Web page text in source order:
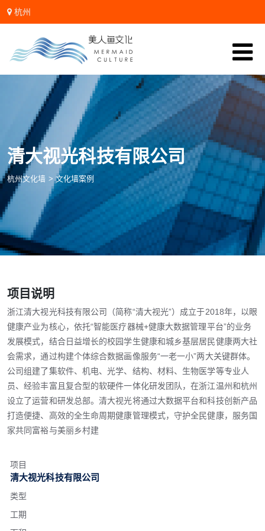
杭州
微信:zhanglidali
清大视光科技有限公司
杭州文化墙 >文化墙案例
项目说明
浙江清大视光科技有限公司（简称“清大视光”）成立于2018年，以眼
健康产业为核心，依托“智能医疗器械+健康大数据管理平台”的业务
发展模式，结合日益增长的校园学生健康和城乡基层居民健康两大社
会需求，通过构建个体综合数据画像服务“一老一小”两大关键群体。
公司组建了集软件、机电、光学、结构、材料、生物医学等专业人
员、经验丰富且复合型的软硬件一体化研发团队，在浙江温州和杭州
设立了运营和研发总部。清大视光将通过大数据平台和科技创新产品
打造便捷、高效的全生命周期健康管理模式，守护全民健康，服务国
家共同富裕与美丽乡村建
项目
清大视光科技有限公司
类型
工期